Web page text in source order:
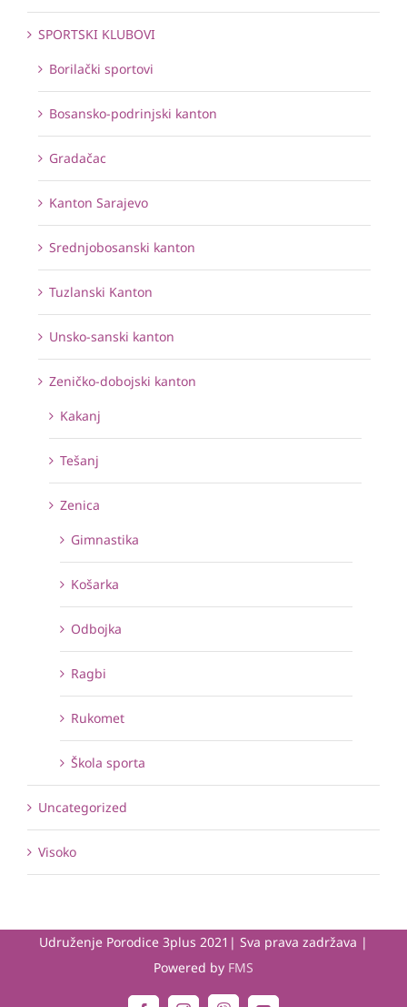
SPORTSKI KLUBOVI
Borilački sportovi
Bosansko-podrinjski kanton
Gradačac
Kanton Sarajevo
Srednjobosanski kanton
Tuzlanski Kanton
Unsko-sanski kanton
Zeničko-dobojski kanton
Kakanj
Tešanj
Zenica
Gimnastika
Košarka
Odbojka
Ragbi
Rukomet
Škola sporta
Uncategorized
Visoko
Udruženje Porodice 3plus 2021| Sva prava zadržava |
Powered by FMS